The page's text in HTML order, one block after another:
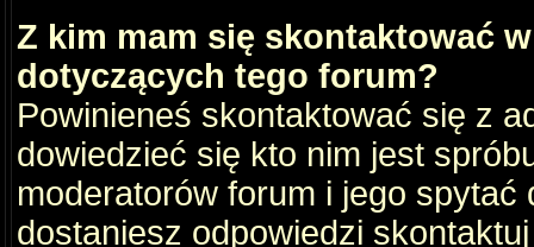
Z kim mam się skontaktować
dotyczących tego forum?
Powinieneś skontaktować się z
dowiedzieć się kto nim jest
moderatorów forum i jego
dostaniesz odpowiedzi